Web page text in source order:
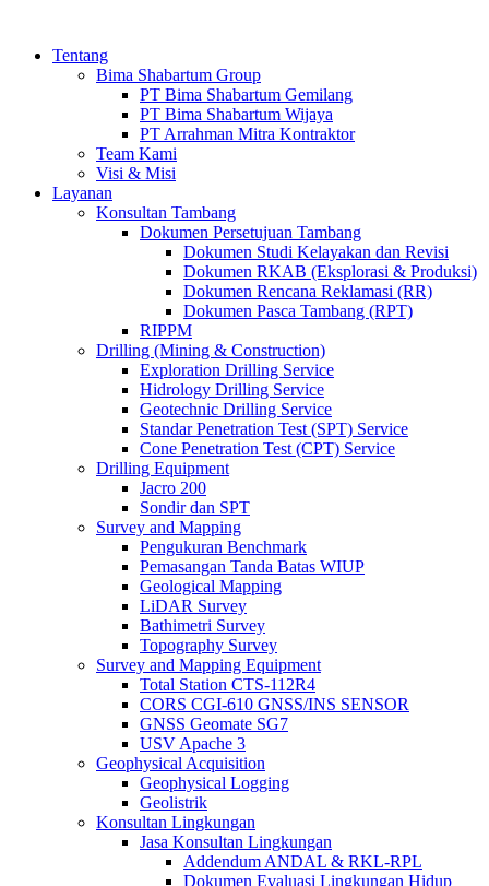
Tentang
Bima Shabartum Group
PT Bima Shabartum Gemilang
PT Bima Shabartum Wijaya
PT Arrahman Mitra Kontraktor
Team Kami
Visi & Misi
Layanan
Konsultan Tambang
Dokumen Persetujuan Tambang
Dokumen Studi Kelayakan dan Revisi
Dokumen RKAB (Eksplorasi & Produksi)
Dokumen Rencana Reklamasi (RR)
Dokumen Pasca Tambang (RPT)
RIPPM
Drilling (Mining & Construction)
Exploration Drilling Service
Hidrology Drilling Service
Geotechnic Drilling Service
Standar Penetration Test (SPT) Service
Cone Penetration Test (CPT) Service
Drilling Equipment
Jacro 200
Sondir dan SPT
Survey and Mapping
Pengukuran Benchmark
Pemasangan Tanda Batas WIUP
Geological Mapping
LiDAR Survey
Bathimetri Survey
Topography Survey
Survey and Mapping Equipment
Total Station CTS-112R4
CORS CGI-610 GNSS/INS SENSOR
GNSS Geomate SG7
USV Apache 3
Geophysical Acquisition
Geophysical Logging
Geolistrik
Konsultan Lingkungan
Jasa Konsultan Lingkungan
Addendum ANDAL & RKL-RPL
Dokumen Evaluasi Lingkungan Hidup